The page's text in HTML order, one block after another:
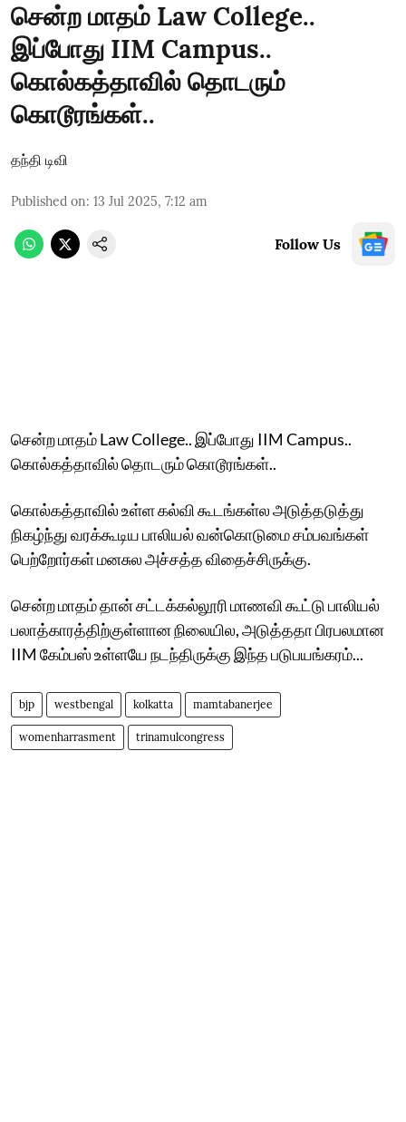
சென்ற மாதம் Law College..
இப்போது IIM Campus..
கொல்கத்தாவில் தொடரும்
கொடூரங்கள்..
தந்தி டிவி
Published on: 13 Jul 2025, 7:12 am
Follow Us
சென்ற மாதம் Law College.. இப்போது IIM Campus..
கொல்கத்தாவில் தொடரும் கொடூரங்கள்..
கொல்கத்தாவில் உள்ள கல்வி கூடங்கள்ல அடுத்தடுத்து
நிகழ்ந்து வரக்கூடிய பாலியல் வன்கொடுமை சம்பவங்கள்
பெற்றோர்கள் மனசுல அச்சத்த விதைச்சிருக்கு.
சென்ற மாதம் தான் சட்டக்கல்லூரி மாணவி கூட்டு பாலியல்
பலாத்காரத்திற்குள்ளான நிலையில, அடுத்ததா பிரபலமான
IIM கேம்பஸ் உள்ளயே நடந்திருக்கு இந்த படுபயங்கரம்...
bjp westbengal kolkatta mamtabanerjee
womenharrasment trinamulcongress